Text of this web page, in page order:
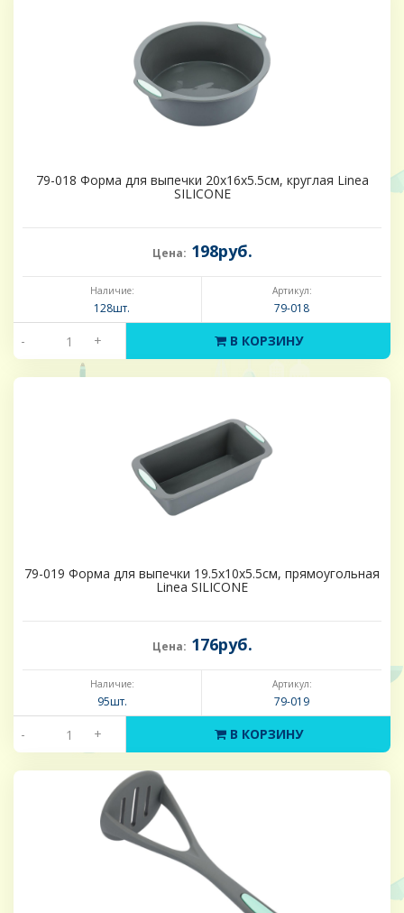
79-018 Форма для выпечки 20х16х5.5см, круглая Linea
SILICONE
Цена: 198руб.
Наличие:
128шт.
Артикул:
79-018
- + В КОРЗИНУ
79-019 Форма для выпечки 19.5х10х5.5см, прямоугольная
Linea SILICONE
Цена: 176руб.
Наличие:
95шт.
Артикул:
79-019
- + В КОРЗИНУ